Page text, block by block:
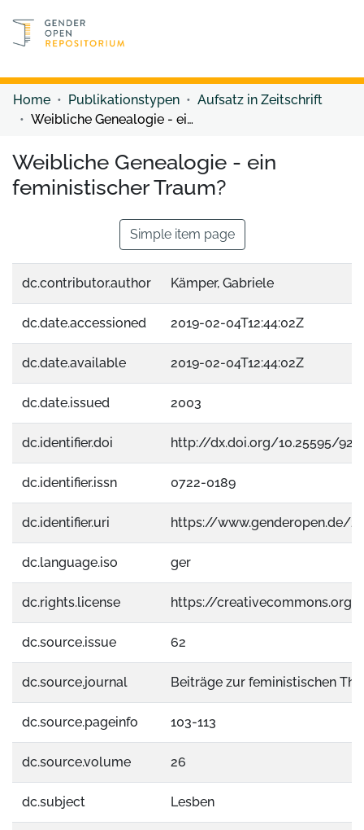
Discover content
Home Publikationstypen
Aufsatz in Zeitschrift
Weibliche Genealogie - ein feministischer Traum?
Weibliche Genealogie - ein
feministischer Traum?
Simple item page
dc.contributor.author Kämper, Gabriele
dc.date.accessioned 2019-02-04T12:44:02Z
dc.date.available 2019-02-04T12:44:02Z
dc.date.issued 2003
dc.identifier.doi http://dx.doi.org/10.25595/922
dc.identifier.issn 0722-0189
dc.identifier.uri https://www.genderopen.de/
dc.language.iso ger
dc.rights.license https://
dc.source.issue 62
dc.source.journal Beiträge zur feministischen
dc.source.pageinfo 103-113
dc.source.volume 26
dc.subject Lesben